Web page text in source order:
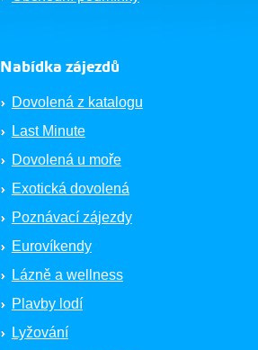
Nabídka zájezdů
Dovolená z katalogu
Last Minute
Dovolená u moře
Exotická dovolená
Poznávací zájezdy
Eurovíkendy
Lázně a wellness
Plavby lodí
Lyžování